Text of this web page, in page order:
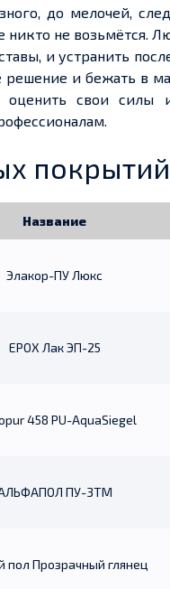
, до мелочей,
не возьмётся.
и устранить
и бежать в
свои силы
Название
Элакор-ПУ Люкс
EPOX Лак ЭП-25
458 PU-AquaSiegel
ПУ-3ТМ
пол Прозрачный глянец